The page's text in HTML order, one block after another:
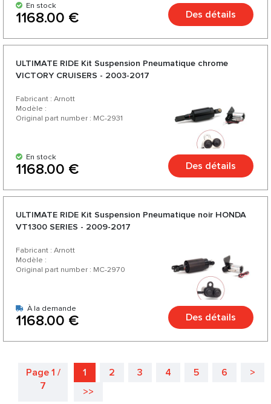
En stock
1168.00 € Des détails
ULTIMATE RIDE Kit Suspension Pneumatique chrome
VICTORY CRUISERS - 2003-2017
Fabricant : Arnott
Modèle :
Original part number : MC-2931
En stock
1168.00 € Des détails
ULTIMATE RIDE Kit Suspension Pneumatique noir HONDA
VT1300 SERIES - 2009-2017
Fabricant : Arnott
Modèle :
Original part number : MC-2970
À la demande
1168.00 € Des détails
Page 1 /
7
1 2 3 4 5 6
>
>>